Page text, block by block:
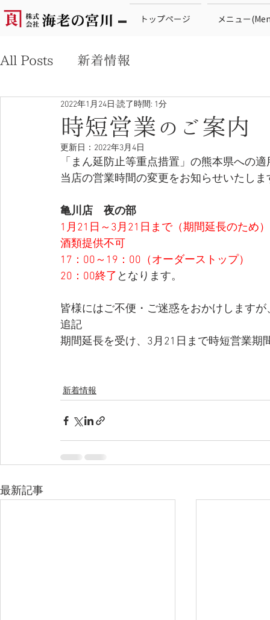
トップページ メニュー
All Posts 新着情報
時短営業のご案内
2022年1月24日 読了時間: 1分
更新日： 2022年3月4日
「まん延防止等重点措置」の熊本県への
当店の営業時間の変更をお知らせいたしま
亀川店　夜の部
1月21日～3月21日まで（期間延長のた
酒類提供不可
17：00～19：00（オーダーストップ）
20：00終了 となります。
皆様にはご不便・ご迷惑をおかけします
追記
期間延長を受け、3月21日まで時短営業期
新着情報
最新記事